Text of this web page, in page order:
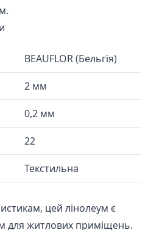
BEAUFLOR (Бельгія)
2 мм
0,2 мм
22
Текстильна
цей лінолеум є
для житлових приміщень.